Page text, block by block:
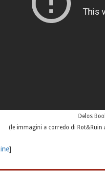
Delos
(le immagini a corredo di
]